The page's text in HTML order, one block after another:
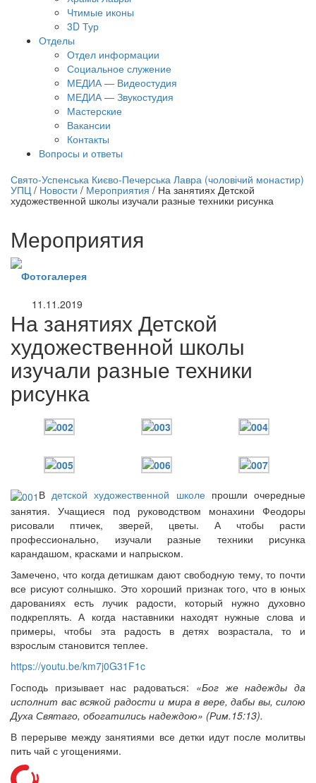
Чтимые иконы
3D Тур
Отделы
Отдел информации
Социальное служение
МЕДИА — Видеостудия
МЕДИА — Звукостудия
Мастерские
Вакансии
Контакты
Вопросы и ответы
трансляция | 12 сентября
трансляции
Онлайн трансляции
Веб-камеры
12 сентября 2015
Название трансляции
12 сентября 2015Название трансляции
12 сентября 2015Название трансляции
12 сентября 2015Название трансляции
12 сентября 2015Название трансляции
12 сентября 2015Название трансляции
12 сентября 2015Название трансляции
12 сентября 2015 Название трансляции
Перейти к архиву
Свято-Успенська Києво-Печерська Лавра (чоловічий монастир)
УПЦ / Новости / Мероприятия / На занятиях Детской
художественной школы изучали разные техники рисунка
Мероприятия
Фотогалерея
11.11.2019
На занятиях Детской
художественной школы
изучали разные техники
рисунка
Вдетской художественной школепрошли очередные
занятия. Учащиеся под руководством монахини Феодоры
рисовали птичек, зверей, цветы. А чтобы расти
профессионально, изучали разные техники рисунка
карандашом, красками и напрыском.
Замечено, что когда детишкам дают свободную тему, то почти
все рисуют солнышко. Это хороший признак того, что в юных
дарованиях есть лучик радости, который нужно духовно
подкреплять. А когда наставники находят нужные слова и
примеры, чтобы эта радость в детях возрастала, то и
взрослым становится теплее.
https://youtu.be/km7j0G31F1c
Господь призывает нас радоваться: «Бог же надежды да
исполнит вас всякой радости и мира в вере, дабы вы, силою
Духа Святаго, обогатились надеждою» (Рим.15:13).
В перерыве между занятиями все детки идут после молитвы
пить чай с угощениями.